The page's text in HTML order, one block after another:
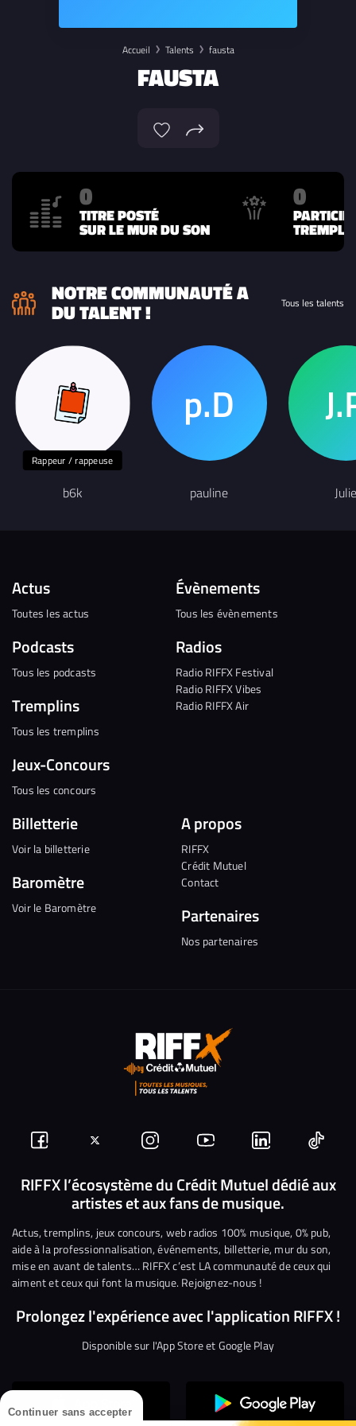
Continuer sans accepter
Accueil Talents fausta
FAUSTA
0
TITRE POSTÉ
SUR LE MUR DU SON
0
NOTRE COMMUNAUTÉ A
DU TALENT ! Tous les talents
Rappeur / rappeuse
b6k pauline Julie
Actus
Toutes les actus
Podcasts
Tous les podcasts
Tremplins
Tous les tremplins
Jeux-Concours
Tous les concours
Évènements
Tous les évènements
Radios
Radio RIFFX Festival
Radio RIFFX Vibes
Radio RIFFX Air
Billetterie
Voir la billetterie
Baromètre
Voir le Baromètre
A propos
RIFFX
Crédit Mutuel
Contact
Partenaires
Nos partenaires
Suivez-
nous
Facebook
Suivez-
nous
sur
Twitter
Nous
rejoindre
sur
Instagram
Nous
rejoindre
sur
YouTube
Nous
rejoindre
sur
Linkedin
Nous
RIFFX l’écosystème du Crédit Mutuel dédié aux
artistes et aux fans de musique.
Actus, tremplins, jeux concours, web radios 100% musique, 0% pub,
aide à la professionnalisation, événements, billetterie, mur du son,
mise en avant de talents… RIFFX c’est LA communauté de ceux qui
aiment et ceux qui font la musique. Rejoignez-nous !
Prolongez l'expérience avec l'application RIFFX !
Disponible sur l'App Store et Google Play